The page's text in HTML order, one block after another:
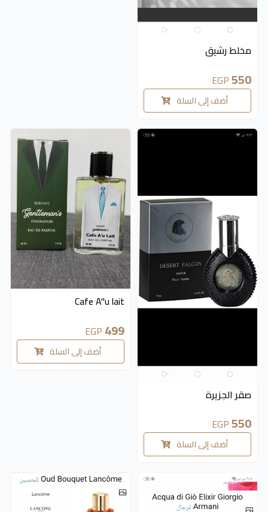
مخلط رشيق
550
EGP
أضف إلى السلة
صقر الجزيرة
550
EGP
أضف إلى السلة
Cafe A"u lait
499
EGP
أضف إلى السلة